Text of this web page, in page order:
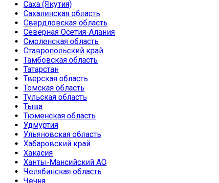
Саха (Якутия)
Сахалинская область
Свердловская область
Северная Осетия-Алания
Смоленская область
Ставропольский край
Тамбовская область
Татарстан
Тверская область
Томская область
Тульская область
Тыва
Тюменская область
Удмуртия
Ульяновская область
Хабаровский край
Хакасия
Ханты-Мансийский АО
Челябинская область
Чечня